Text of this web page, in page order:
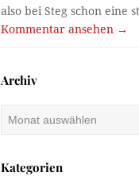
also bei Steg schon eine
Kommentar ansehen →
Archiv
Kategorien